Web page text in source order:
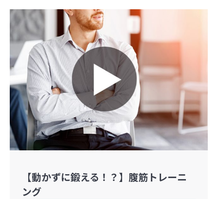
【動かずに鍛える！？】腹筋トレーニ
ング